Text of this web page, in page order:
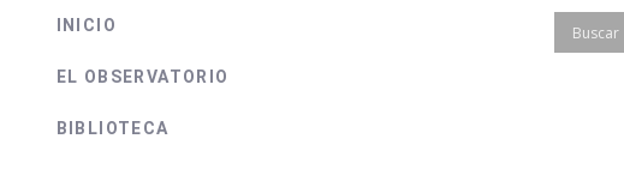
INICIO
EL OBSERVATORIO
BIBLIOTECA